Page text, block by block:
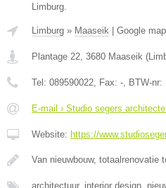
Limburg.
Limburg » Maaseik Google
Plantage 22 3680 Maaseik (
Tel: 089590022 , Fax: - , BTW-nr:
E-mail › Studio segers
Website: https://
Van nieuwbouw, totaalrenovatie
architectuur, interior design,